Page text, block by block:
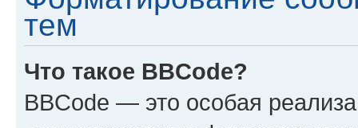
тем
Что такое BBCode?
BBCode — это особая